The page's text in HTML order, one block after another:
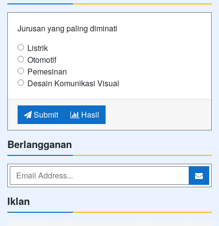
Jurusan yang paling diminati
Listrik
Otomotif
Pemesinan
Desain Komunikasi Visual
Submit Hasil
Berlangganan
Iklan